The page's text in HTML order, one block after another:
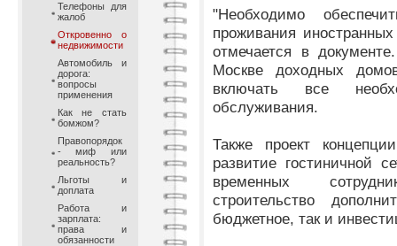
Телефоны для
жалоб
Откровенно о
недвижимости
Автомобиль и
дорога:
вопросы
применения
Как не стать
бомжом?
Правопорядок
- миф или
реальность?
Льготы и
доплата
Работа и
зарплата:
права и
обязанности
"Необходимо
проживания
отмечается в
Москве доходных
включать все
обслуживания.
Также проект
развитие гостиничной
временных
строительство
бюджетное, так и